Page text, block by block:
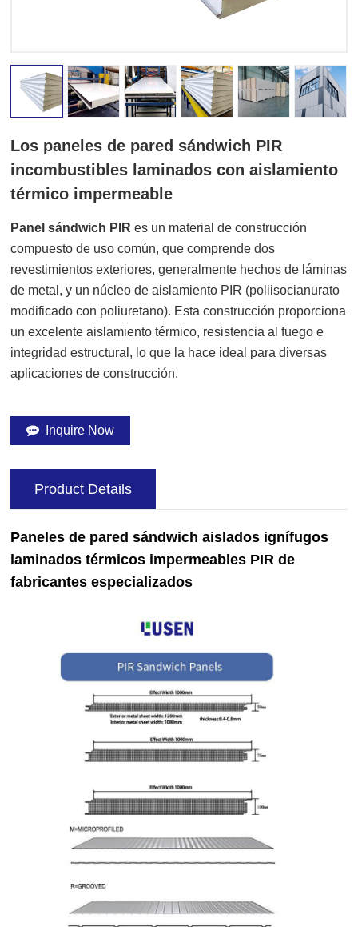
Los paneles de pared sándwich PIR
incombustibles laminados con aislamiento
térmico impermeable
Panel sándwich PIRes un material de construcción
compuesto de uso común, que comprende dos
revestimientos exteriores, generalmente hechos de láminas
de metal, y un núcleo de aislamiento PIR (poliisocianurato
modificado con poliuretano). Esta construcción proporciona
un excelente aislamiento térmico, resistencia al fuego e
integridad estructural, lo que la hace ideal para diversas
aplicaciones de construcción.
Inquire Now
Product Details
Paneles de pared sándwich aislados ignífugos
laminados térmicos impermeables PIR de
fabricantes especializados